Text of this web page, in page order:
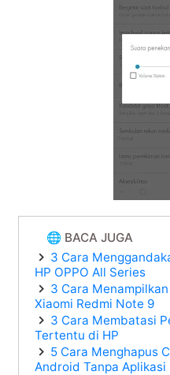
🌐 BACA JUGA
3 Cara
HP OPPO All Series
3 Cara
Xiaomi Redmi Note 9
3 Cara Membatasi
Tertentu di HP
5 Cara Menghapus
Android Tanpa Aplikasi